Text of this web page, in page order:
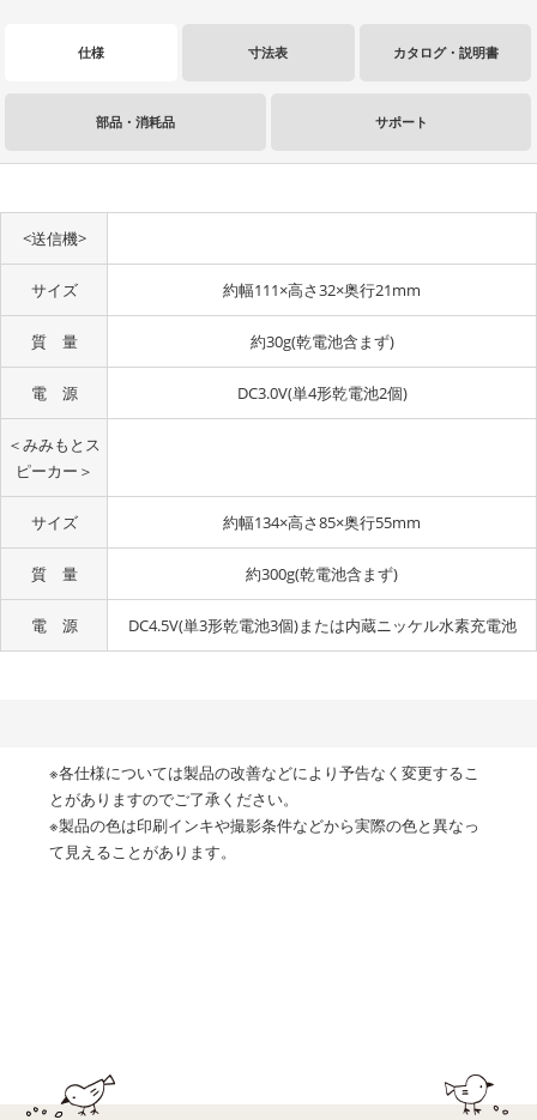
仕様 寸法表 カタログ・説明書
部品・消耗品 サポート
<送信機>
サイズ 約幅111×高さ32×奥行21mm
質 量 約30g(乾電池含まず)
電 源 DC3.0V(単4形乾電池2個)
＜みみもとス
ピーカー＞
サイズ 約幅134×高さ85×奥行55mm
質 量 約300g(乾電池含まず)
電 源 DC4.5V(単3形乾電池3個)または内蔵ニッケル水素充電池
※各仕様については製品の改善などにより予告なく変更するこ
とがありますのでご了承ください。
※製品の色は印刷インキや撮影条件などから実際の色と異なっ
て見えることがあります。